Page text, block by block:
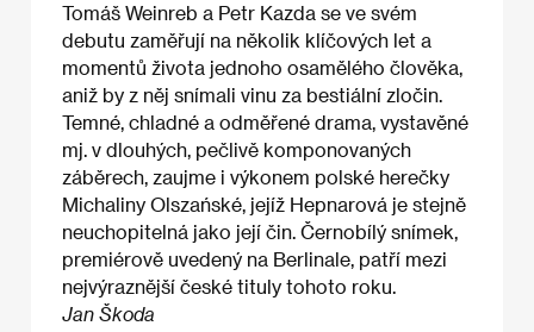
Tomáš Weinreb a Petr Kazda se ve svém
debutu zaměřují na několik klíčových let a
momentů života jednoho osamělého člověka,
aniž by z něj snímali vinu za bestiální zločin.
Temné, chladné a odměřené drama, vystavěné
mj. v dlouhých, pečlivě komponovaných
záběrech, zaujme i výkonem polské herečky
Michaliny Olszańské, jejíž Hepnarová je stejně
neuchopitelná jako její čin. Černobílý snímek,
premiérově uvedený na Berlinale, patří mezi
nejvýraznější české tituly tohoto roku.
Jan Škoda